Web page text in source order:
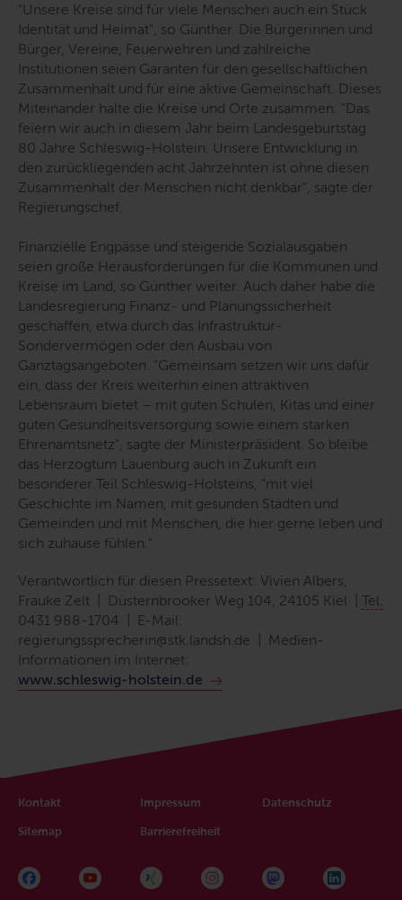
"Unsere Kreise sind für viele Menschen auch ein Stück
Identität und Heimat", so Günther. Die Bürgerinnen und
Bürger, Vereine, Feuerwehren und zahlreiche
Institutionen seien Garanten für den gesellschaftlichen
Zusammenhalt und für eine aktive Gemeinschaft. Dieses
Miteinander halte die Kreise und Orte zusammen. "Das
feiern wir auch in diesem Jahr beim Landesgeburtstag
80 Jahre Schleswig-Holstein. Unsere Entwicklung in
den zurückliegenden acht Jahrzehnten ist ohne diesen
Zusammenhalt der Menschen nicht denkbar", sagte der
Regierungschef.
Finanzielle Engpässe und steigende Sozialausgaben
seien große Herausforderungen für die Kommunen und
Kreise im Land, so Günther weiter. Auch daher habe die
Landesregierung Finanz- und Planungssicherheit
geschaffen, etwa durch das Infrastruktur-
Sondervermögen oder den Ausbau von
Ganztagsangeboten. "Gemeinsam setzen wir uns dafür
ein, dass der Kreis weiterhin einen attraktiven
Lebensraum bietet – mit guten Schulen, Kitas und einer
guten Gesundheitsversorgung sowie einem starken
Ehrenamtsnetz", sagte der Ministerpräsident. So bleibe
das Herzogtum Lauenburg auch in Zukunft ein
besonderer Teil Schleswig-Holsteins, "mit viel
Geschichte im Namen, mit gesunden Städten und
Gemeinden und mit Menschen, die hier gerne leben und
sich zuhause fühlen. "
Verantwortlich für diesen Pressetext: Vivien Albers,
Frauke Zelt | Düsternbrooker Weg 104, 24105 Kiel | Tel.
0431 988-1704 |
E-Mail:
regierungssprecherin@stk.landsh.de | Medien-
Informationen im Internet:
www.schleswig-holstein.de
Kontakt Impressum Datenschutz
Sitemap Barrierefreiheit